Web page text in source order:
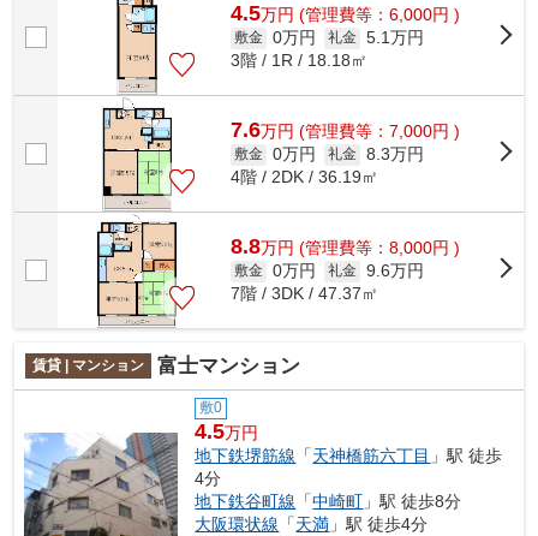
4.5万円 (管理費等：6,000円 )
敷金 0万円 礼金 5.1万円
3階 / 1R / 18.18㎡
7.6万円 (管理費等：7,000円 )
敷金 0万円 礼金 8.3万円
4階 / 2DK / 36.19㎡
8.8万円 (管理費等：8,000円 )
敷金 0万円 礼金 9.6万円
7階 / 3DK / 47.37㎡
賃貸 | マンション 富士マンション
敷0
4.5万円
地下鉄堺筋線 「天神橋筋六丁目 」駅 徒歩
4分
地下鉄谷町線 「中崎町 」駅 徒歩8分
大阪環状線 「天満 」駅 徒歩4分